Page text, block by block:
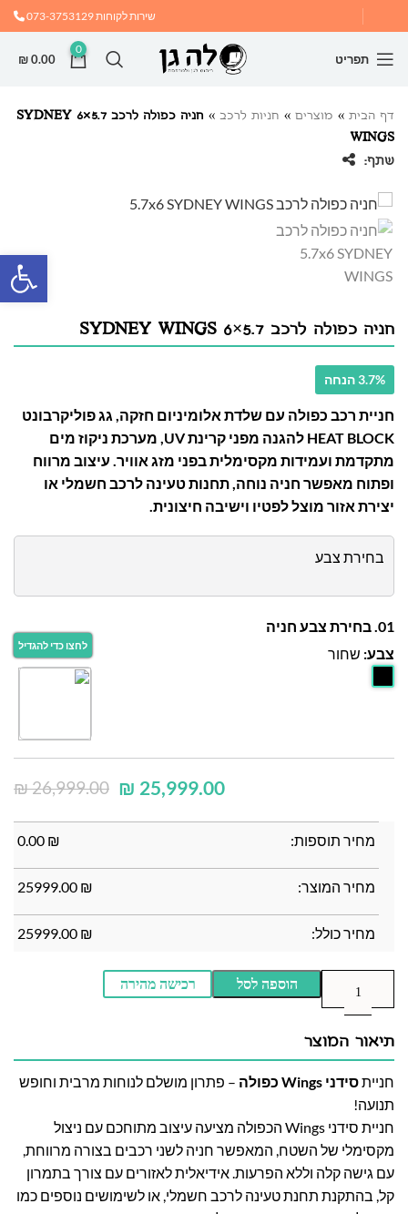
שירות לקוחות073-3753129
תפריט
0
₪0.00
דף הבית » מוצרים » חניות לרכב »
חניה כפולה לרכב 5.7×6 SYDNEY
WINGS
שתף:
חניה כפולה לרכב 5.7×6 SYDNEY WINGS
3.7% הנחה
חניית רכב כפולה עם שלדת אלומיניום חזקה, גג פוליקרבונט
HEAT BLOCK להגנה מפני קרינת UV, מערכת ניקוז מים
מתקדמת ועמידות מקסימלית בפני מזג אוויר. עיצוב מרווח
ופתוח מאפשר חניה נוחה, תחנות טעינה לרכב חשמלי או
יצירת אזור מוצל לפטיו וישיבה חיצונית.
בחירת צבע
01. בחירת צבע חניה
צבע: שחור
₪26,999.00 ₪ 25,999.00
מחיר תוספות: ₪
0.00
מחיר המוצר: ₪
25999.00
מחיר כולל: ₪
25999.00
הוספה לסל רכישה מהירה
תיאור המוצר
חנייתסידני Wings כפולה
– פתרון מושלם לנוחות מרבית וחופש
תנועה!
חניית סידני Wings הכפולה מציעה עיצוב מתוחכם עם ניצול
מקסימלי של השטח, המאפשר חניה לשני רכבים בצורה מרווחת,
עם גישה קלה וללא הפרעות. אידיאלית לאזורים עם צורך בתמרון
קל, בהתקנת תחנת טעינה לרכב חשמלי, או לשימושים נוספים כמו